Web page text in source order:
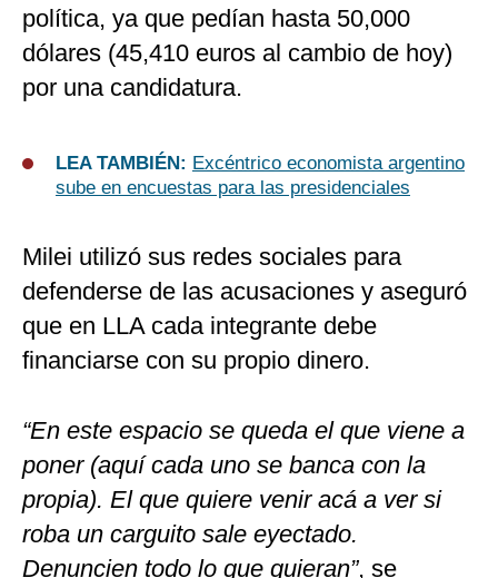
política, ya que pedían hasta 50,000
dólares (45,410 euros al cambio de hoy)
por una candidatura.
LEA TAMBIÉN: Excéntrico economista argentino
sube en encuestas para las presidenciales
Milei utilizó sus redes sociales para
defenderse de las acusaciones y aseguró
que en LLA cada integrante debe
financiarse con su propio dinero.
“En este espacio se queda el que viene a
poner (aquí cada uno se banca con la
propia). El que quiere venir acá a ver si
roba un carguito sale eyectado.
Denuncien todo lo que quieran”, se